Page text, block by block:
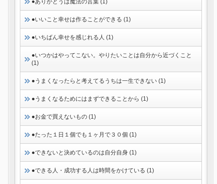
●ありがとうは魔法の言葉 (1)
●いいこと幸せは作ることができる (1)
●いちばん幸せを感じれる人 (1)
●いつかはやってこない。やりたいことは自分から近づくこと
(1)
●うまくなったらと考えてるうちは一生できない (1)
●うまくなるためにはまずできることから (1)
●お金で買えないもの (1)
●たった１日１個でも１ヶ月で３０個 (1)
●できないと決めているのは自分自身 (1)
●できる人・成功する人は時間をかけている (1)